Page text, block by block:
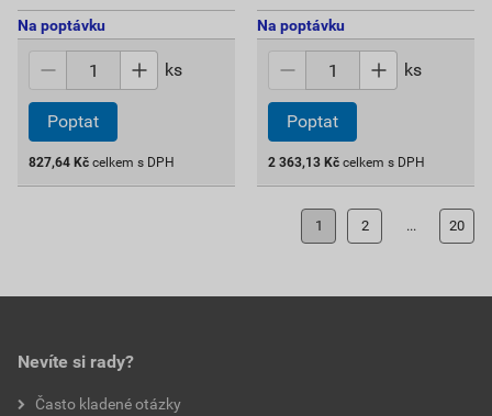
Na poptávku
ks
Poptat
827,64 Kč celkem s DPH
Na poptávku
ks
Poptat
2 363,13 Kč celkem s DPH
1 2 ... 20
Nevíte si rady?
Často kladené otázky